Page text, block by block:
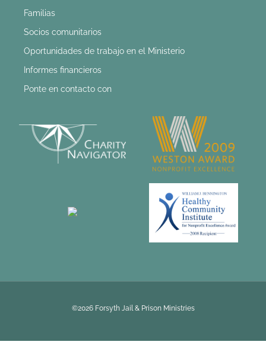
Familias
Socios comunitarios
Oportunidades de trabajo en el Ministerio
Informes financieros
Ponte en contacto con
©2026 Forsyth Jail & Prison Ministries